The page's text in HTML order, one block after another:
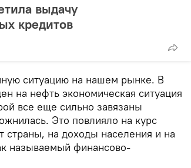
выдачу
кредитов
ситуацию на нашем рынке. В
на нефть экономическая ситуация
все еще сильно завязаны
Это повлияло на курс
на доходы населения и на
называемый финансово-